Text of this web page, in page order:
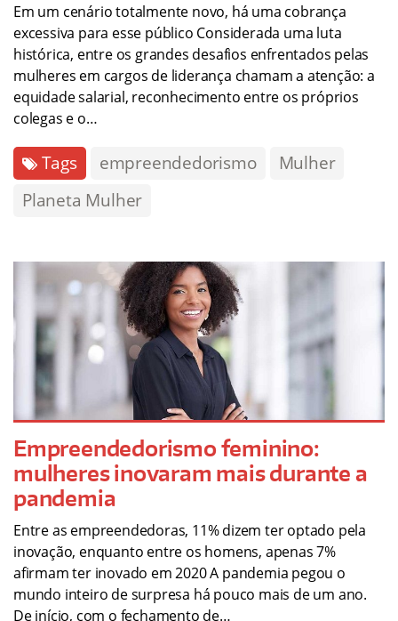
Em um cenário totalmente novo, há uma cobrança
excessiva para esse público Considerada uma luta
histórica, entre os grandes desafios enfrentados pelas
mulheres em cargos de liderança chamam a atenção: a
equidade salarial, reconhecimento entre os próprios
colegas e o…
Tags empreendedorismo
Mulher
Planeta Mulher
Empreendedorismo feminino:
mulheres inovaram mais durante a
pandemia
Entre as empreendedoras, 11% dizem ter optado pela
inovação, enquanto entre os homens, apenas 7%
afirmam ter inovado em 2020 A pandemia pegou o
mundo inteiro de surpresa há pouco mais de um ano.
De início, com o fechamento de…